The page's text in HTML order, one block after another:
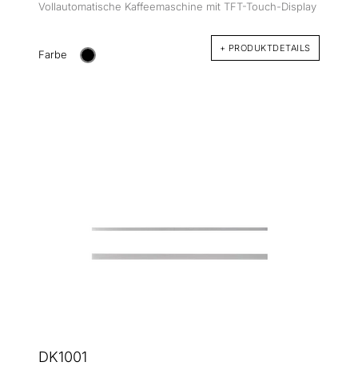
Vollautomatische Kaffeemaschine mit TFT-Touch-Display
Farbe + PRODUKTDETAILS
DK1001